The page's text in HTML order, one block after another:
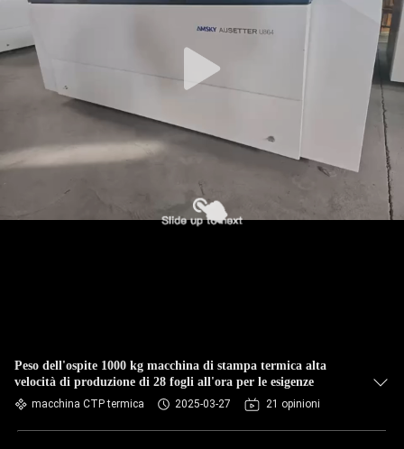
Peso dell'ospite 1000 kg macchina di stampa termica alta
velocità di produzione di 28 fogli all'ora per le esigenze
macchina CTP termica 2025-03-27 21 opinioni